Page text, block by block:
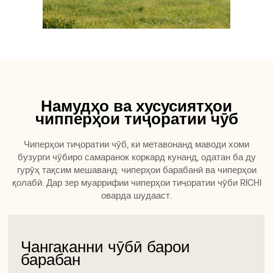
Намудҳо ва хусусиятҳои
чипперҳои тиҷоратии чӯб
Чиперҳои тиҷоратии чӯб, ки метавонанд маводи хоми
бузурги чӯбиро самаранок коркард кунанд, одатан ба ду
гурӯҳ тақсим мешаванд: чиперҳои барабанӣ ва чиперҳои
қолабӣ. Дар зер муаррифии чиперҳои тиҷоратии чӯби RICHI
оварда шудааст.
Чархкангари паллетҳои чӯбӣ
Крупкунҳои қолабӣ метавонанд партовҳои чӯбиро,
Чангаканни чӯбӣ барои
барабан
Чархкангари паллетҳои чӯбӣ
Крупкунҳои қолабӣ метавонанд партовҳои чӯбиро,
Чангаканни чӯбӣ барои
барабан